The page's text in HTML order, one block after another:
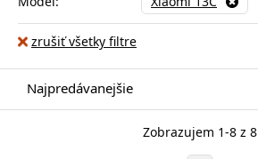
zrušiť všetky filtre
Najpredávanejšie
Zobrazujem 1-8 z 8